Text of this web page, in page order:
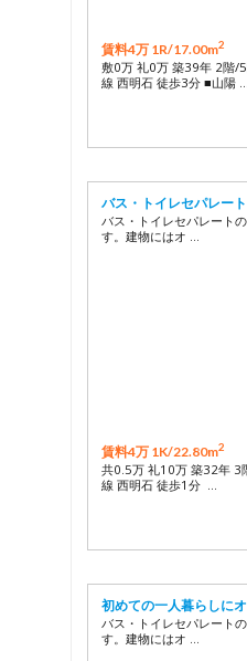
賃料4万 1R/17.00m2
敷0万 礼0万 築39年 2階/
線 西明石 徒歩3分 ■山陽 …
バス・トイレセパレート
バス・トイレセパレート
す。建物にはオ …
賃料4万 1K/22.80m2
共0.5万 礼10万 築32年 3
線 西明石 徒歩1分 …
初めての一人暮らしに
バス・トイレセパレート
す。建物にはオ …